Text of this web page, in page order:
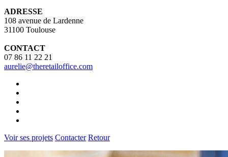
ADRESSE
108 avenue de Lardenne
31100 Toulouse
CONTACT
07 86 11 22 21
aurelie@theretailoffice.com
Voir ses projets Contacter Retour